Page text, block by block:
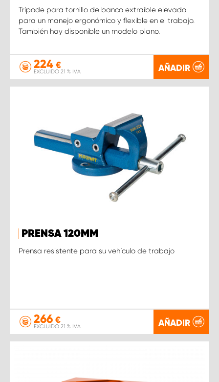
Trípode para tornillo de banco extraíble elevado
para un manejo ergonómico y flexible en el trabajo.
También hay disponible un modelo plano.
224 €
EXCLUIDO 21 % IVA AÑADIR
PRENSA 120MM
Prensa resistente para su vehículo de trabajo
266 €
EXCLUIDO 21 % IVA AÑADIR